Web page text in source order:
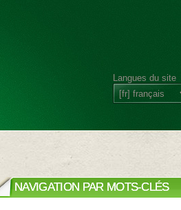
Langues du site
NAVIGATION PAR MOTS-CLÉS